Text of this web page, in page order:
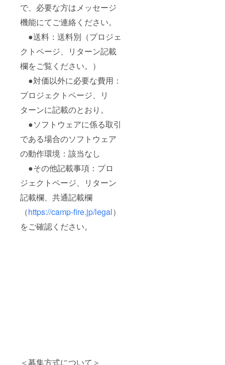
で、必要な方はメッセージ
機能にてご連絡ください。
●送料：送料別（プロジェ
クトページ、リターン記載
欄をご覧ください。）
●対価以外に必要な費用：
プロジェクトページ、リ
ターンに記載のとおり。
●ソフトウェアに係る取引
である場合のソフトウェア
の動作環境：該当なし
●その他記載事項：プロ
ジェクトページ、リターン
記載欄、共通記載欄
（https://camp-fire.jp/legal）
をご確認ください。
＜募集方式について＞